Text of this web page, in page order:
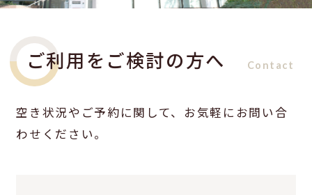
ご利用をご検討の方へ Contact
空き状況やご予約に関して、お気軽にお問い合
わせください。